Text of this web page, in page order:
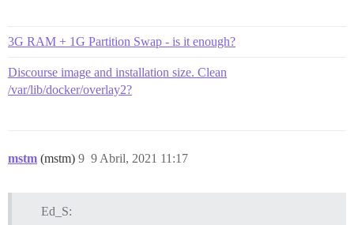
3G RAM + 1G Partition Swap - is it enough?
Discourse image and installation size. Clean
/var/lib/docker/overlay2?
mstm (mstm) 9 Abril, 2021 11:17
9
Ed_S: